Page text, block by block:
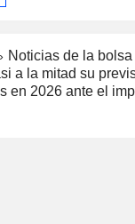
Noticias de la bolsa
a la mitad su
en 2026 ante el